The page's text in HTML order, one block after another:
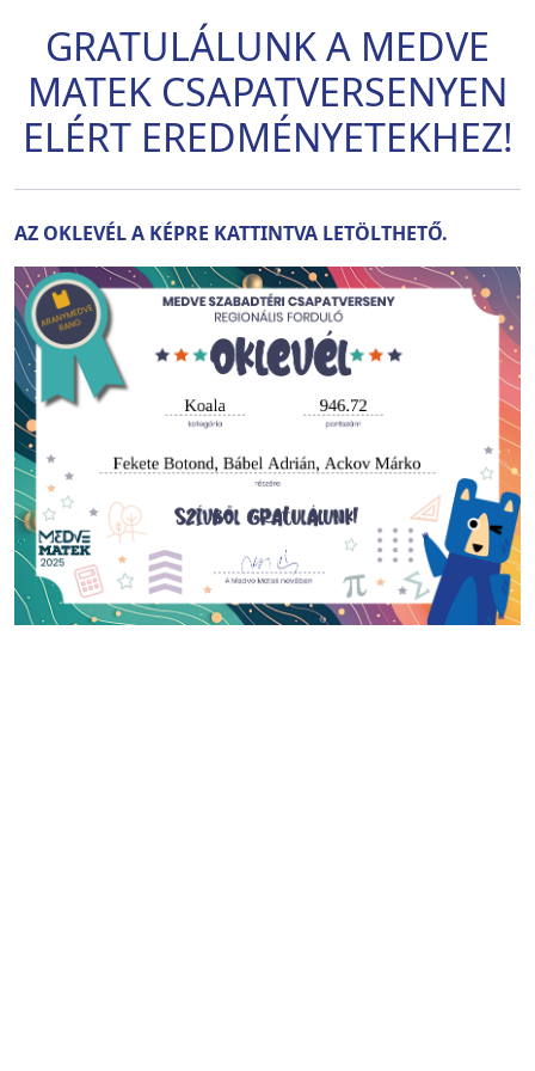
GRATULÁLUNK A MEDVE
MATEK CSAPATVERSENYEN
ELÉRT EREDMÉNYETEKHEZ!
AZ OKLEVÉL A KÉPRE KATTINTVA LETÖLTHETŐ.